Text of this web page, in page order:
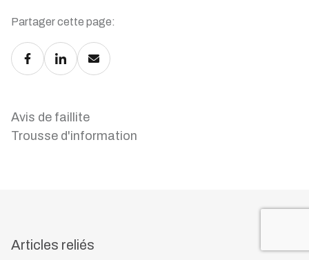
Partager cette page:
Avis de faillite
Trousse d'information
Articles reliés